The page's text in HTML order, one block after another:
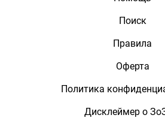
Поиск
Правила
Оферта
Политика
Дисклеймер о